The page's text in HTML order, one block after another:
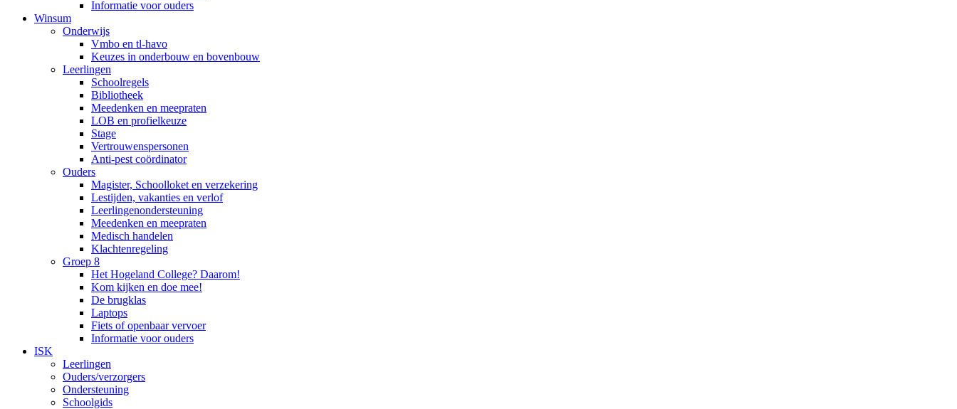
Informatie voor ouders
Winsum
Onderwijs
Vmbo en tl-havo
Keuzes in onderbouw en bovenbouw
Leerlingen
Schoolregels
Bibliotheek
Meedenken en meepraten
LOB en profielkeuze
Stage
Vertrouwenspersonen
Anti-pest coördinator
Ouders
Magister, Schoolloket en verzekering
Lestijden, vakanties en verlof
Leerlingenondersteuning
Meedenken en meepraten
Medisch handelen
Klachtenregeling
Groep 8
Het Hogeland College? Daarom!
Kom kijken en doe mee!
De brugklas
Laptops
Fiets of openbaar vervoer
Informatie voor ouders
ISK
Leerlingen
Ouders/verzorgers
Ondersteuning
Schoolgids